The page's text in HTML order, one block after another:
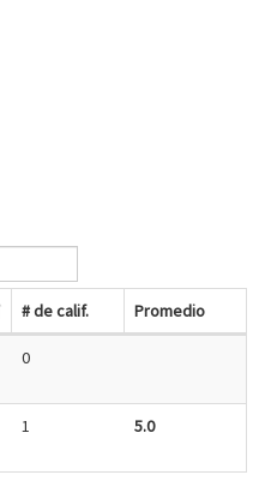
# de calif. Promedio
0
1 5.0